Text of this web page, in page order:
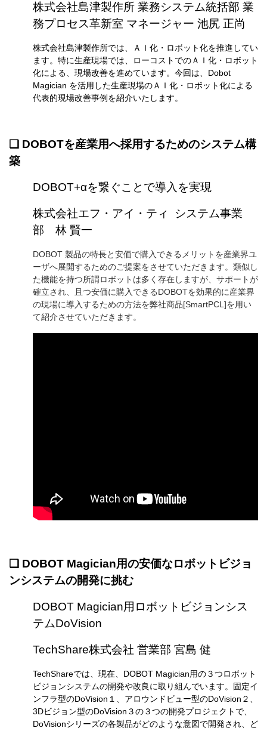
株式会社島津製作所 業務システム統括部 業
務プロセス革新室 マネージャー 池尻 正尚
株式会社島津製作所では、ＡＩ化・ロボット化を推進してい
ます。特に生産現場では、ローコストでのＡＩ化・ロボット
化による、現場改善を進めています。 今回は、Dobot
Magician を活用した生産現場のＡＩ化・ロボット化による
代表的現場改善事例を紹介いたします。
❏ DOBOTを産業用へ採用するためのシステム構
築
DOBOT+αを繋ぐことで導入を実現
株式会社エフ・アイ・ティ システム事業
部 林 賢一
DOBOT 製品の特長と安価で購入できるメリットを産業界ユ
ーザへ展開するためのご提案をさせていただきます。類似し
た機能を持つ所謂ロボットは多く存在しますが、サポートが
確立され、且つ安価に購入できるDOBOTを効果的に産業界
の現場に導入するための方法を弊社商品[SmartPCL]を用い
て紹介させていただきます。
❏ DOBOT Magician用の安価なロボットビジョ
ンシステムの開発に挑む
DOBOT Magician用ロボットビジョンシス
テムDoVision
TechShare株式会社 営業部 宮島 健
TechShareでは、現在、DOBOT Magician用の３つロボット
ビジョンシステムの開発や改良に取り組んでいます。固定イ
ンフラ型のDoVision１、アロウンドビュー型のDoVision２、
3Dビジョン型のDoVision３の３つの開発プロジェクトで、
DoVisionシリーズの各製品がどのような意図で開発され、ど